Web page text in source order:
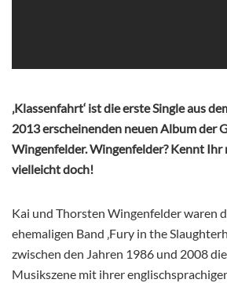
‚Klassenfahrt‘ ist die erste Single aus
2013 erscheinenden neuen Album der
Wingenfelder. Wingenfelder? Kennt Ihr
vielleicht doch!
Kai und Thorsten Wingenfelder waren
ehemaligen Band ‚Fury in the
zwischen den Jahren 1986 und 2008
Musikszene mit ihrer